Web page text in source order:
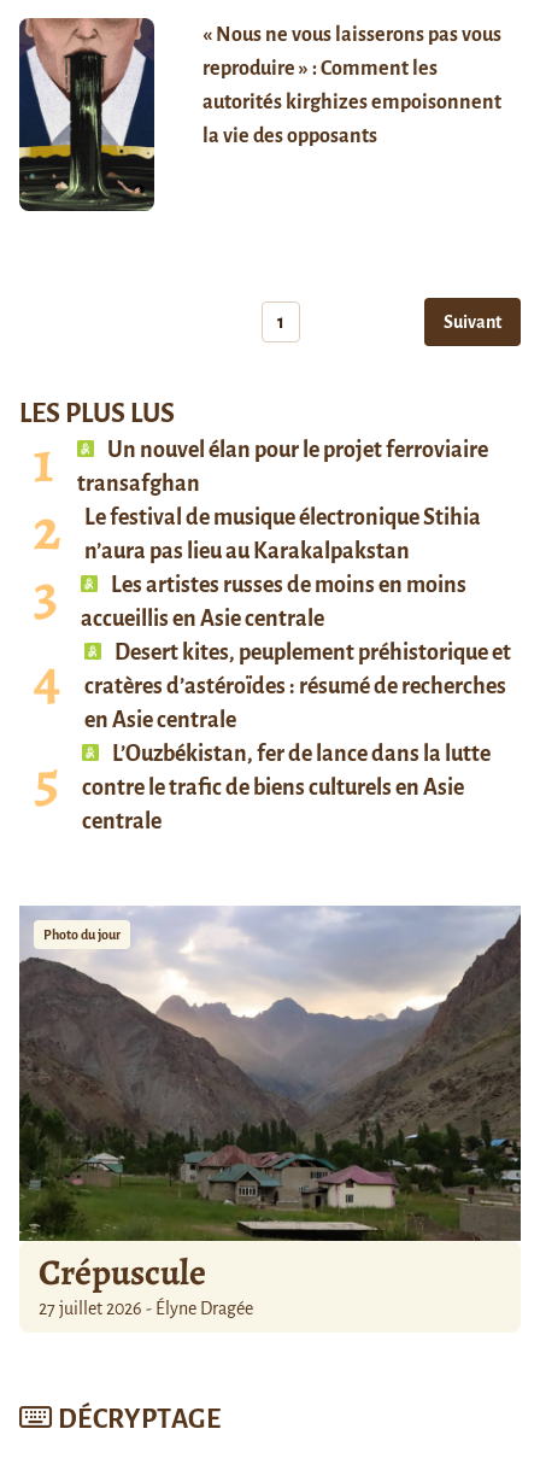
« Nous ne vous laisserons pas vous
reproduire » : Comment les
autorités kirghizes empoisonnent
la vie des opposants
1 Suivant
LES PLUS LUS
Un nouvel élan pour le projet ferroviaire
transafghan
Le festival de musique électronique Stihia
n’aura pas lieu au Karakalpakstan
Les artistes russes de moins en moins
accueillis en Asie centrale
Desert kites, peuplement préhistorique et
cratères d’astéroïdes : résumé de recherches
en Asie centrale
L’Ouzbékistan, fer de lance dans la lutte
contre le trafic de biens culturels en Asie
centrale
Photo du jour
Crépuscule
27 juillet 2026 - Élyne Dragée
DÉCRYPTAGE